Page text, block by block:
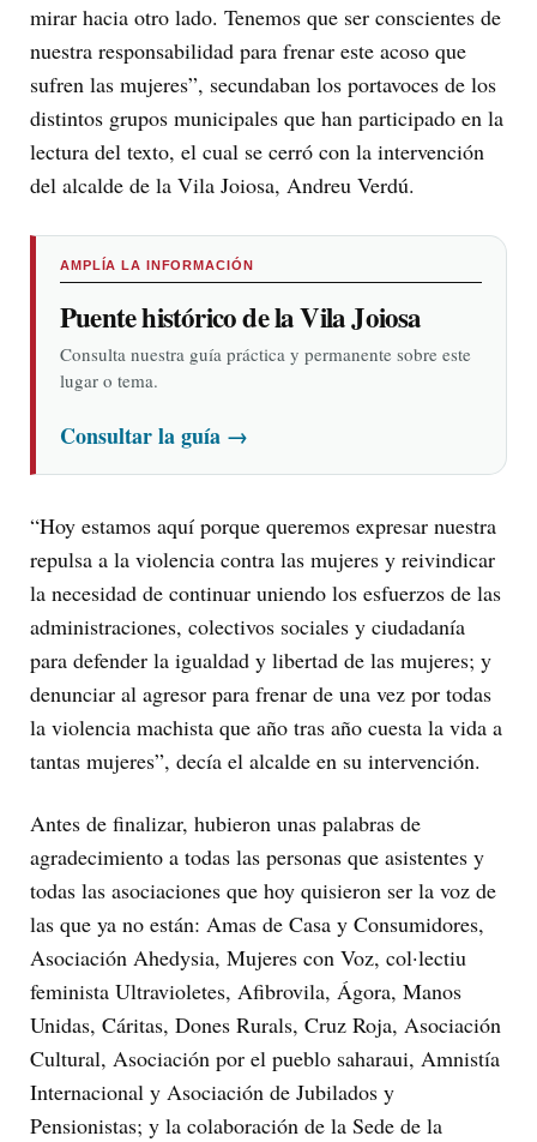
mirar hacia otro lado. Tenemos que ser conscientes de
nuestra responsabilidad para frenar este acoso que
sufren las mujeres”, secundaban los portavoces de los
distintos grupos municipales que han participado en la
lectura del texto, el cual se cerró con la intervención
del alcalde de la Vila Joiosa, Andreu Verdú.
AMPLÍA LA INFORMACIÓN
Puente histórico de la Vila Joiosa
Consulta nuestra guía práctica y permanente sobre este
lugar o tema.
Consultar la guía →
“Hoy estamos aquí porque queremos expresar nuestra
repulsa a la violencia contra las mujeres y reivindicar
la necesidad de continuar uniendo los esfuerzos de las
administraciones, colectivos sociales y ciudadanía
para defender la igualdad y libertad de las mujeres; y
denunciar al agresor para frenar de una vez por todas
la violencia machista que año tras año cuesta la vida a
tantas mujeres”, decía el alcalde en su intervención.
Antes de finalizar, hubieron unas palabras de
agradecimiento a todas las personas que asistentes y
todas las asociaciones que hoy quisieron ser la voz de
las que ya no están: Amas de Casa y Consumidores,
Asociación Ahedysia, Mujeres con Voz, col·lectiu
feminista Ultravioletes, Afibrovila, Ágora, Manos
Unidas, Cáritas, Dones Rurals, Cruz Roja, Asociación
Cultural, Asociación por el pueblo saharaui, Amnistía
Internacional y Asociación de Jubilados y
Pensionistas; y la colaboración de la Sede de la